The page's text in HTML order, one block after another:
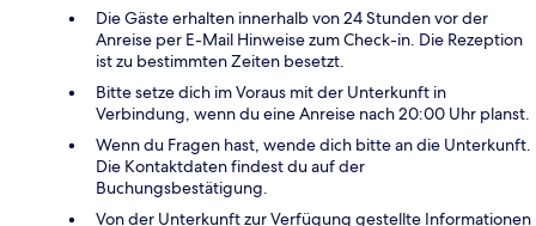
Die Gäste erhalten innerhalb von 24 Stunden vor der
Anreise per E-Mail Hinweise zum Check-in. Die Rezeption
ist zu bestimmten Zeiten besetzt.
Bitte setze dich im Voraus mit der Unterkunft in
Verbindung, wenn du eine Anreise nach 20:00 Uhr planst.
Wenn du Fragen hast, wende dich bitte an die Unterkunft.
Die Kontaktdaten findest du auf der
Buchungsbestätigung.
Von der Unterkunft zur Verfügung gestellte Informationen